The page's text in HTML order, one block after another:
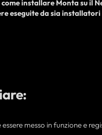
installare Monta suil
eseguite dasiainstallatori
essere messo in funzione e